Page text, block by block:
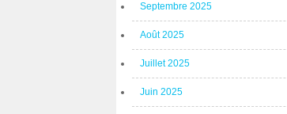
Septembre 2025
Août 2025
Juillet 2025
Juin 2025